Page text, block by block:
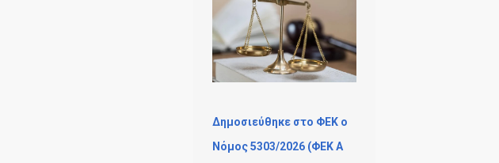
Δημοσιεύθηκε στο ΦΕΚ ο
Νόμος 5303/2026 (ΦΕΚ Α